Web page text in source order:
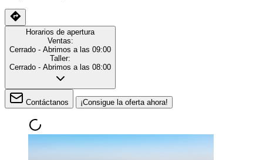
Horarios de apertura
Ventas:
Cerrado - Abrimos a las 09:00
Taller:
Cerrado - Abrimos a las 08:00
Contáctanos ¡Consigue la oferta ahora!